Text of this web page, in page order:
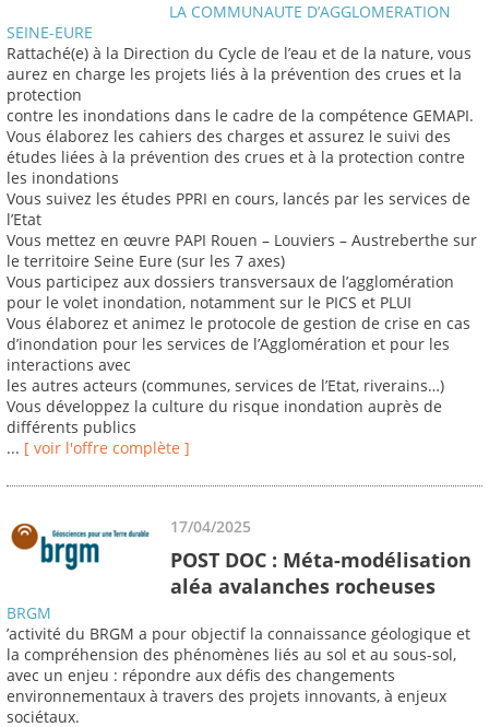
LA COMMUNAUTE D’AGGLOMERATION
SEINE-EURE
Rattaché(e) à la Direction du Cycle de l’eau et de la nature, vous
aurez en charge les projets liés à la prévention des crues et la
protection
contre les inondations dans le cadre de la compétence GEMAPI.
Vous élaborez les cahiers des charges et assurez le suivi des
études liées à la prévention des crues et à la protection contre
les inondations
Vous suivez les études PPRI en cours, lancés par les services de
l’Etat
Vous mettez en œuvre PAPI Rouen – Louviers – Austreberthe sur
le territoire Seine Eure (sur les 7 axes)
Vous participez aux dossiers transversaux de l’agglomération
pour le volet inondation, notamment sur le PICS et PLUI
Vous élaborez et animez le protocole de gestion de crise en cas
d’inondation pour les services de l’Agglomération et pour les
interactions avec
les autres acteurs (communes, services de l’Etat, riverains…)
Vous développez la culture du risque inondation auprès de
différents publics
... [ voir l'offre complète ]
17/04/2025
POST DOC : Méta-modélisation
aléa avalanches rocheuses
BRGM
’activité du BRGM a pour objectif la connaissance géologique et
la compréhension des phénomènes liés au sol et au sous-sol,
avec un enjeu : répondre aux défis des changements
environnementaux à travers des projets innovants, à enjeux
sociétaux.